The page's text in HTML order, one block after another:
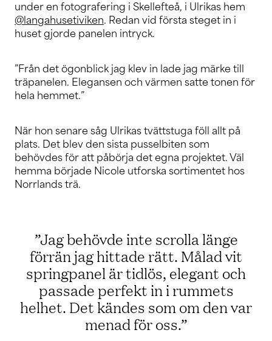
under en fotografering i Skellefteå, i Ulrikas hem
@langahusetiviken. Redan vid första steget in i
huset gjorde panelen intryck.
”Från det ögonblick jag klev in lade jag märke till
träpanelen. Elegansen och värmen satte tonen för
hela hemmet.”
När hon senare såg Ulrikas tvättstuga föll allt på
plats. Det blev den sista pusselbiten som
behövdes för att påbörja det egna projektet. Väl
hemma började Nicole utforska sortimentet hos
Norrlands trä.
”Jag behövde inte scrolla länge
förrän jag hittade rätt. Målad vit
springpanel är tidlös, elegant och
passade perfekt in i rummets
helhet. Det kändes som om den var
menad för oss.”